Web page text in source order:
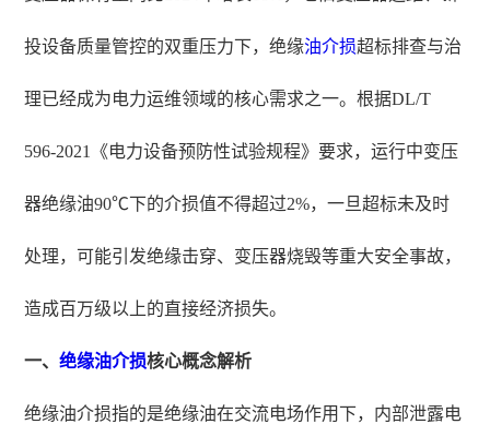
投设备质量管控的双重压力下，绝缘油介损超标排查与治
理已经成为电力运维领域的核心需求之一。根据DL/T
596-2021《电力设备预防性试验规程》要求，运行中变压
器绝缘油90℃下的介损值不得超过2%，一旦超标未及时
处理，可能引发绝缘击穿、变压器烧毁等重大安全事故，
造成百万级以上的直接经济损失。
一、绝缘油介损核心概念解析
绝缘油介损指的是绝缘油在交流电场作用下，内部泄露电